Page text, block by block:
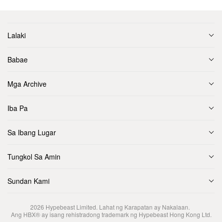
Lalaki
Babae
Mga Archive
Iba Pa
Sa Ibang Lugar
Tungkol Sa Amin
Sundan Kami
2026 Hypebeast Limited. Lahat ng Karapatan ay Nakalaan.
Ang HBX® ay isang rehistradong trademark ng Hypebeast Hong Kong Ltd.